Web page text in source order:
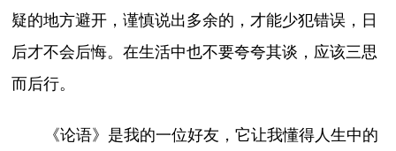
疑的地方避开，谨慎说出多余的，才能少犯错误，日
后才不会后悔。在生活中也不要夸夸其谈，应该三思
而后行。
《论语》是我的一位好友，它让我懂得人生中的